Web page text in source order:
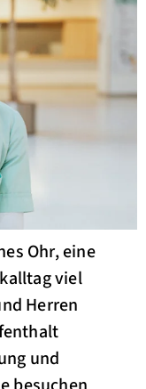
Ohr, eine
viel
Herren
und